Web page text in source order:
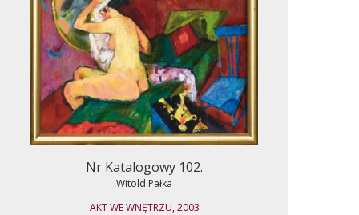
Nr Katalogowy 102.
Witold Pałka
AKT WE WNĘTRZU, 2003